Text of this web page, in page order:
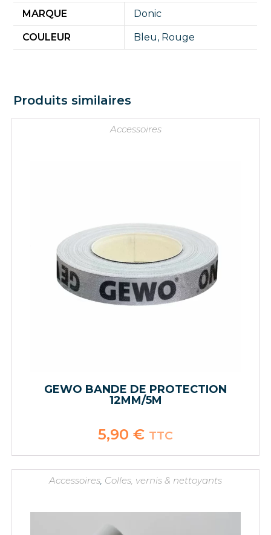
MARQUE Donic
COULEUR Bleu, Rouge
Produits similaires
Accessoires
GEWO BANDE DE PROTECTION
12MM/5M
5,90 € TTC
Accessoires, Colles, vernis & nettoyants